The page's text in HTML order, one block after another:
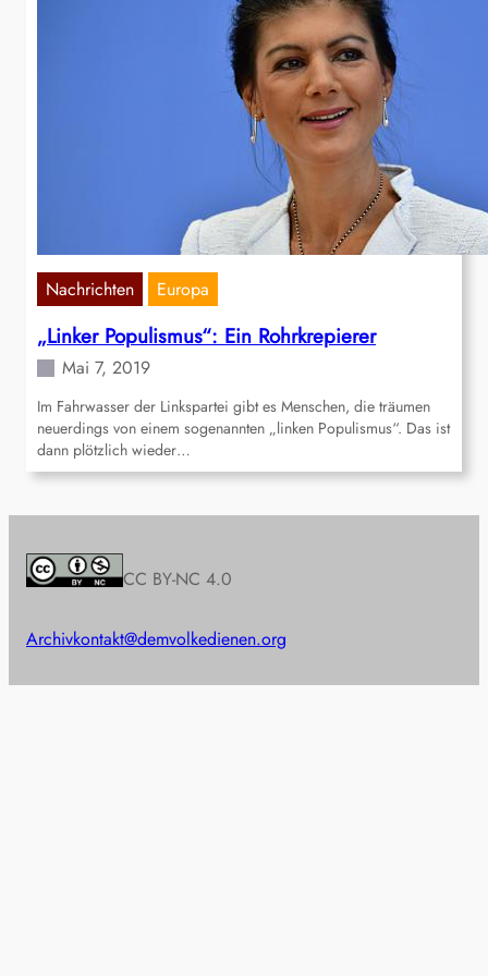
Nachrichten Europa
„Linker Populismus“: Ein Rohrkrepierer
Mai 7, 2019
Im Fahrwasser der Linkspartei gibt es Menschen, die träumen
neuerdings von einem sogenannten „linken Populismus“. Das ist
dann plötzlich wieder…
CC BY-NC 4.0
Archivkontakt@demvolkedienen.org